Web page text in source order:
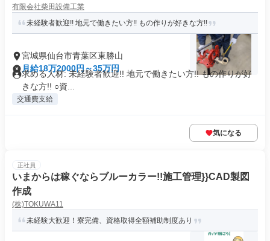
有限会社柴田設備工業
未経験者歓迎!! 地元で働きたい方!! もの作りが好きな方!!
宮城県仙台市青葉区東勝山
月給18万2000円～35万円
求める人材: 未経験者歓迎!! 地元で働きたい方!! もの作りが好
きな方!! ○資...
交通費支給
気になる
正社員
いまからは稼ぐならブルーカラー!!施工管理}}CAD製図
作成
(株)TOKUWA11
未経験大歓迎！寮完備、資格取得全額補助制度あり